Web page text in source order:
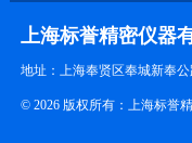
上海标誉精密仪器
地址：上海奉贤区奉城新奉公
© 2026 版权所有：上海标誉